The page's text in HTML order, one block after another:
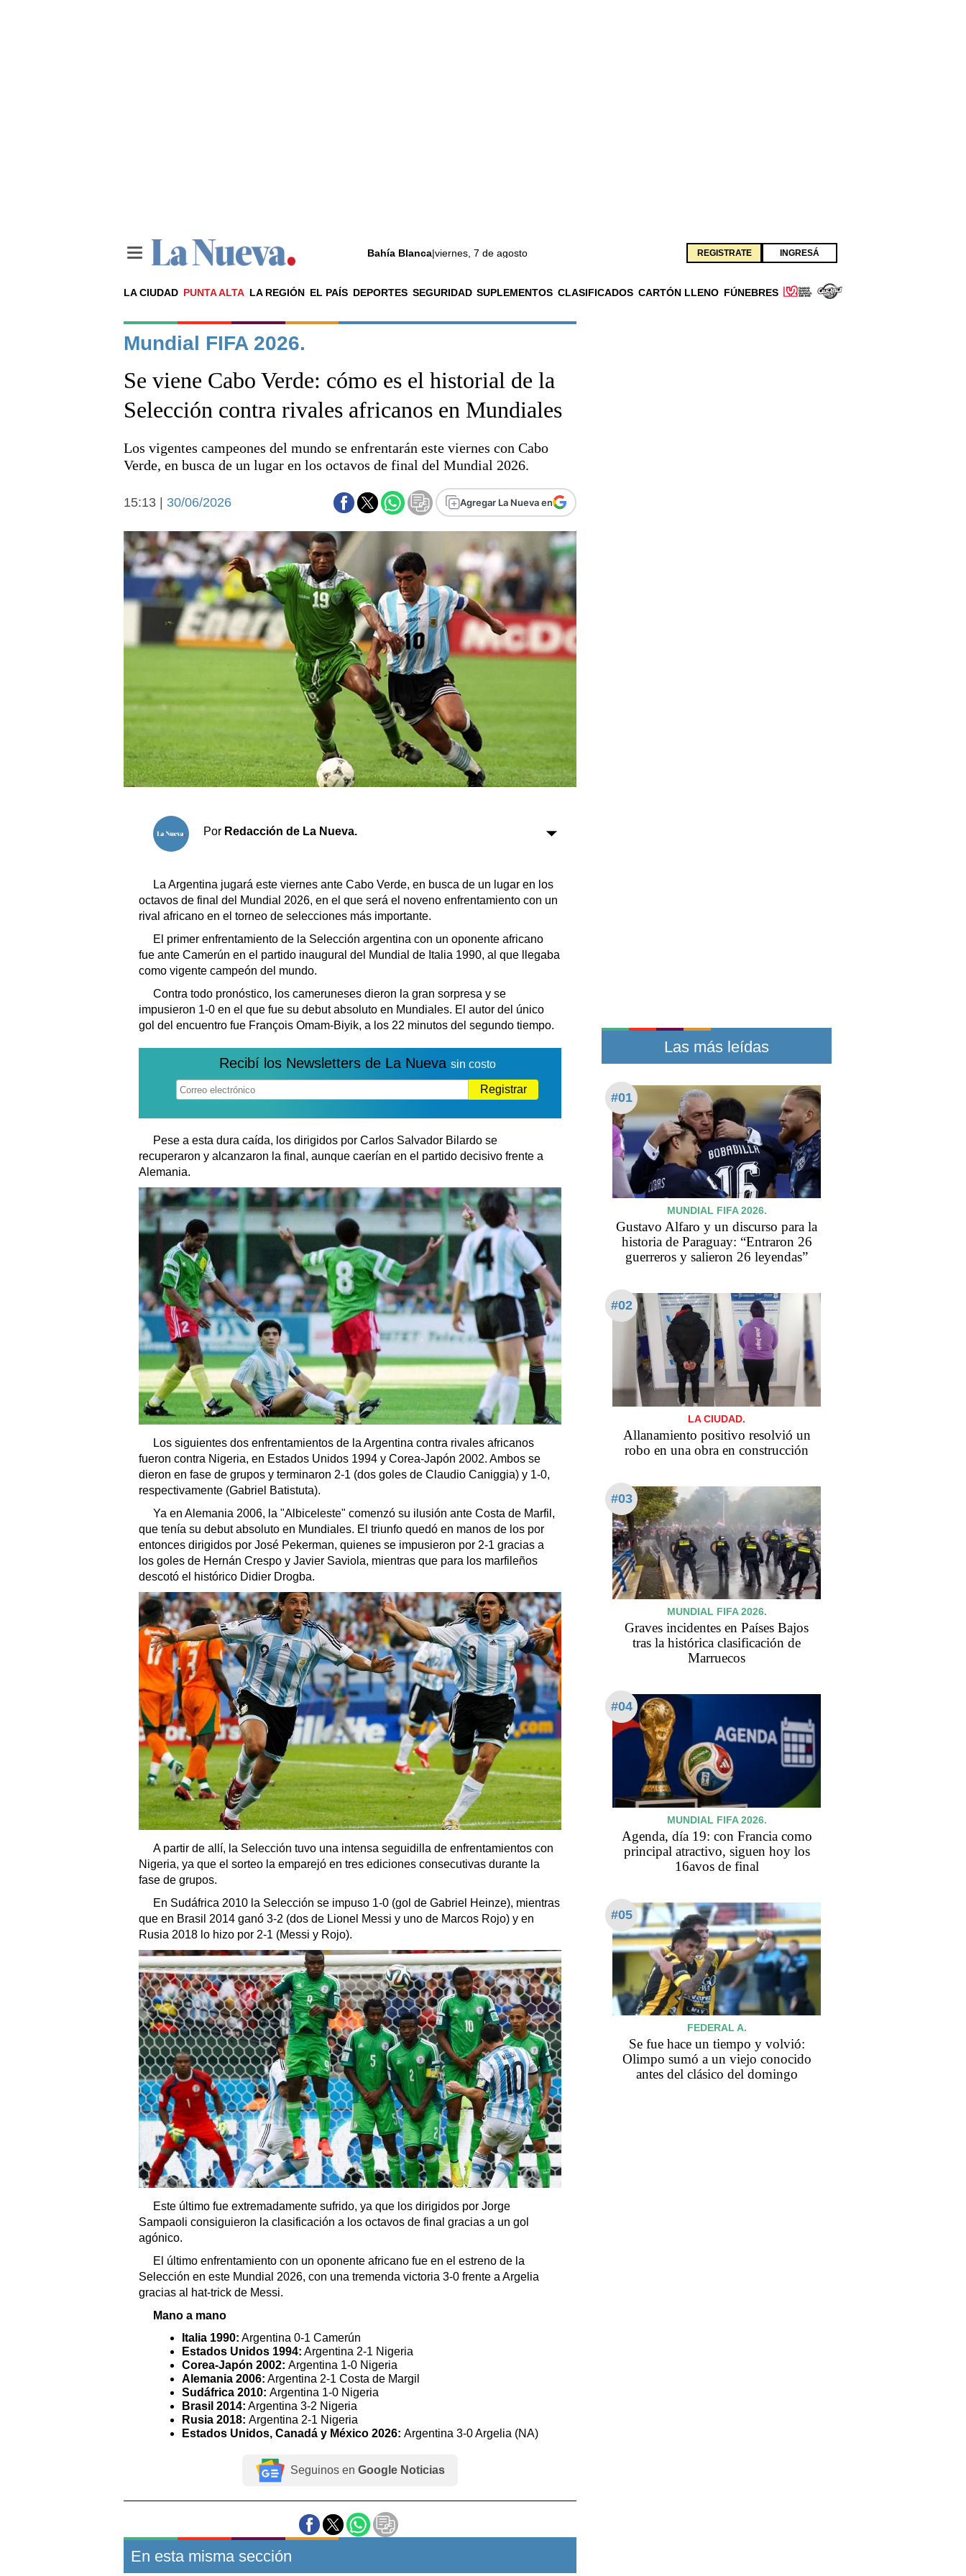
Bahía Blanca|viernes, 7 de agosto REGISTRATE INGRESÁ
LA CIUDAD PUNTA ALTA LA REGIÓN EL PAÍS DEPORTES SEGURIDAD SUPLEMENTOS CLASIFICADOS CARTÓN LLENO FÚNEBRES
Noticias
La ciudad
El país
Seguridad
Deportes
Escenario Olímpico
Básquetbol
Fútbol
Federal A
Arte y cultura
Aplausos
Cines
Economía y campo
Economía y finanzas
Con el campo
Espacio empresas
Sociedad y tiempo libre
Sociedad
Tecnología
Turismo
Salud
Es viral
El tiempo
Fúnebres
Horóscopo
Suplementos
Loterías
Datos Útiles
Fúnebres
Edictos
Mundial FIFA 2026.
Se viene Cabo Verde: cómo es el historial de la
Selección contra rivales africanos en Mundiales
Los vigentes campeones del mundo se enfrentarán este viernes con Cabo
Verde, en busca de un lugar en los octavos de final del Mundial 2026.
Agregar La Nueva en
15:13 | 30/06/2026
Por Redacción de La Nueva.
La Argentina jugará este viernes ante Cabo Verde, en busca de un lugar en los
octavos de final del Mundial 2026, en el que será el noveno enfrentamiento con un
rival africano en el torneo de selecciones más importante.
El primer enfrentamiento de la Selección argentina con un oponente africano
fue ante Camerún en el partido inaugural del Mundial de Italia 1990, al que llegaba
como vigente campeón del mundo.
Contra todo pronóstico, los cameruneses dieron la gran sorpresa y se
impusieron 1-0 en el que fue su debut absoluto en Mundiales. El autor del único
gol del encuentro fue François Omam-Biyik, a los 22 minutos del segundo tiempo.
Recibí los Newsletters de La Nueva sin costo
Registrar
Pese a esta dura caída, los dirigidos por Carlos Salvador Bilardo se
recuperaron y alcanzaron la final, aunque caerían en el partido decisivo frente a
Alemania.
Los siguientes dos enfrentamientos de la Argentina contra rivales africanos
fueron contra Nigeria, en Estados Unidos 1994 y Corea-Japón 2002. Ambos se
dieron en fase de grupos y terminaron 2-1 (dos goles de Claudio Caniggia) y 1-0,
respectivamente (Gabriel Batistuta).
Ya en Alemania 2006, la "Albiceleste" comenzó su ilusión ante Costa de Marfil,
que tenía su debut absoluto en Mundiales. El triunfo quedó en manos de los por
entonces dirigidos por José Pekerman, quienes se impusieron por 2-1 gracias a
los goles de Hernán Crespo y Javier Saviola, mientras que para los marfileños
descotó el histórico Didier Drogba.
A partir de allí, la Selección tuvo una intensa seguidilla de enfrentamientos con
Nigeria, ya que el sorteo la emparejó en tres ediciones consecutivas durante la
fase de grupos.
En Sudáfrica 2010 la Selección se impuso 1-0 (gol de Gabriel Heinze), mientras
que en Brasil 2014 ganó 3-2 (dos de Lionel Messi y uno de Marcos Rojo) y en
Rusia 2018 lo hizo por 2-1 (Messi y Rojo).
Este último fue extremadamente sufrido, ya que los dirigidos por Jorge
Sampaoli consiguieron la clasificación a los octavos de final gracias a un gol
agónico.
El último enfrentamiento con un oponente africano fue en el estreno de la
Selección en este Mundial 2026, con una tremenda victoria 3-0 frente a Argelia
gracias al hat-trick de Messi.
Mano a mano
Italia 1990: Argentina 0-1 Camerún
Estados Unidos 1994: Argentina 2-1 Nigeria
Corea-Japón 2002: Argentina 1-0 Nigeria
Alemania 2006: Argentina 2-1 Costa de Margil
Sudáfrica 2010: Argentina 1-0 Nigeria
Brasil 2014: Argentina 3-2 Nigeria
Rusia 2018: Argentina 2-1 Nigeria
Estados Unidos, Canadá y México 2026: Argentina 3-0 Argelia (NA)
Seguinos en Google Noticias
En esta misma sección
Las más leídas
#01
MUNDIAL FIFA 2026.
Gustavo Alfaro y un discurso para la
historia de Paraguay: “Entraron 26
guerreros y salieron 26 leyendas”
#02
LA CIUDAD.
Allanamiento positivo resolvió un
robo en una obra en construcción
#03
MUNDIAL FIFA 2026.
Graves incidentes en Países Bajos
tras la histórica clasificación de
Marruecos
#04
MUNDIAL FIFA 2026.
Agenda, día 19: con Francia como
principal atractivo, siguen hoy los
16avos de final
#05
FEDERAL A.
Se fue hace un tiempo y volvió:
Olimpo sumó a un viejo conocido
antes del clásico del domingo